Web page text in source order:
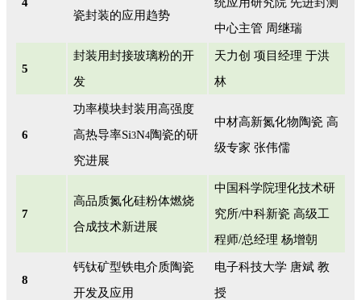
瓷封装的应用趋势
中心主管 周继瑞
5
封装用封接玻璃粉的开
发
天力创 项目经理 于洪
林
6
功率模块封装用高强度
高热导率Si3N4陶瓷的研
究进展
中材高新氮化物陶瓷 高
级专家 张伟儒
7
高品质氮化硅粉体燃烧
合成技术新进展
中国科学院理化技术研
究所/中科新瓷 高级工
程师/总经理 杨增朝
8
钙钛矿型铁电介质陶瓷
开发及应用
电子科技大学 唐斌 教
授